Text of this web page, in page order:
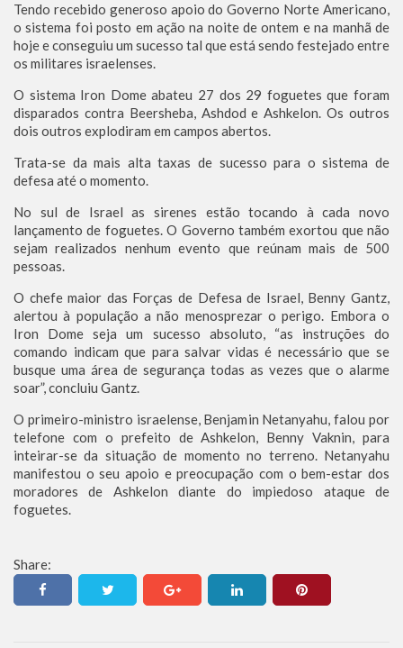
Tendo recebido generoso apoio do Governo Norte Americano,
o sistema foi posto em ação na noite de ontem e na manhã de
hoje e conseguiu um sucesso tal que está sendo festejado entre
os militares israelenses.
O sistema Iron Dome abateu 27 dos 29 foguetes que foram
disparados contra Beersheba, Ashdod e Ashkelon. Os outros
dois outros explodiram em campos abertos.
Trata-se da mais alta taxas de sucesso para o sistema de
defesa até o momento.
No sul de Israel as sirenes estão tocando à cada novo
lançamento de foguetes. O Governo também exortou que não
sejam realizados nenhum evento que reúnam mais de 500
pessoas.
O chefe maior das Forças de Defesa de Israel, Benny Gantz,
alertou à população a não menosprezar o perigo. Embora o
Iron Dome seja um sucesso absoluto, “as instruções do
comando indicam que para salvar vidas é necessário que se
busque uma área de segurança todas as vezes que o alarme
soar”, concluiu Gantz.
O primeiro-ministro israelense, Benjamin Netanyahu, falou por
telefone com o prefeito de Ashkelon, Benny Vaknin, para
inteirar-se da situação de momento no terreno. Netanyahu
manifestou o seu apoio e preocupação com o bem-estar dos
moradores de Ashkelon diante do impiedoso ataque de
foguetes.
Share: